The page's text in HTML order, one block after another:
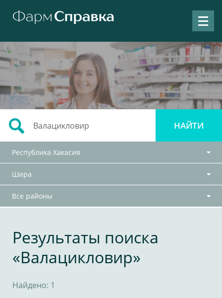
Республика Хакасия
Шира
Все районы
Результаты поиска
«Валацикловир»
Найдено: 1